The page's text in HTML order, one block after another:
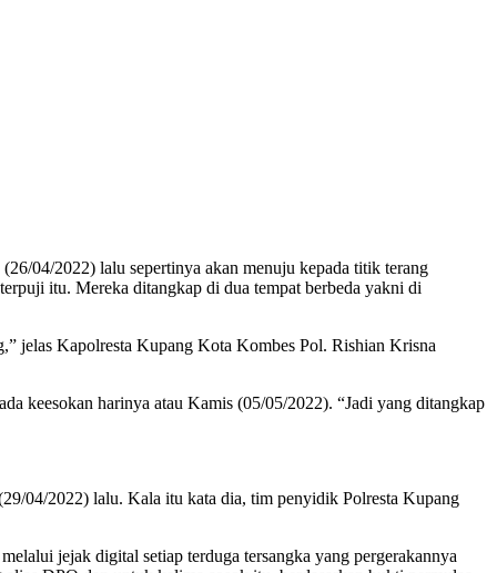
04/2022) lalu sepertinya akan menuju kepada titik terang
itu. Mereka ditangkap di dua tempat berbeda yakni di
jelas Kapolresta Kupang Kota Kombes Pol. Rishian Krisna
keesokan harinya atau Kamis (05/05/2022). “Jadi yang ditangkap
04/2022) lalu. Kala itu kata dia, tim penyidik Polresta Kupang
jejak digital setiap terduga tersangka yang pergerakannya